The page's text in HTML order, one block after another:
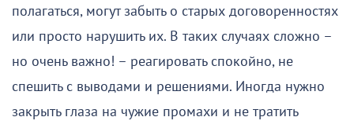
полагаться, могут забыть о старых договоренностях
или просто нарушить их. В таких случаях сложно –
но очень важно! – реагировать спокойно, не
спешить с выводами и решениями. Иногда нужно
закрыть глаза на чужие промахи и не тратить